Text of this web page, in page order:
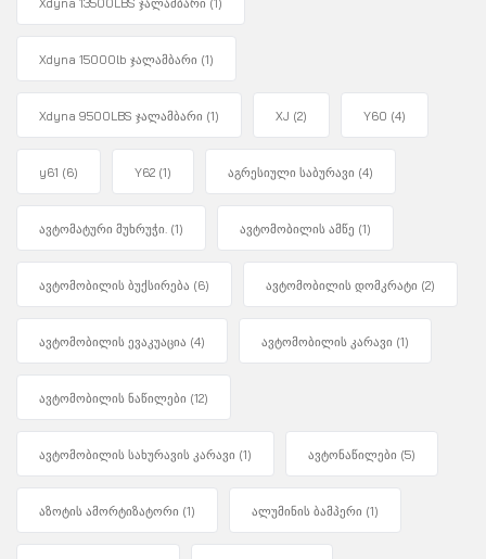
Xdyna 13500LBS ჯალამბარი (1)
Xdyna 15000lb ჯალამბარი (1)
Xdyna 9500LBS ჯალამბარი (1) XJ (2) Y60 (4)
y61 (6) Y62 (1) აგრესიული საბურავი (4)
ავტომატური მუხრუჭი. (1) ავტომობილის ამწე (1)
ავტომობილის ბუქსირება (6) ავტომობილის დომკრატი (2)
ავტომობილის ევაკუაცია (4) ავტომობილის კარავი (1)
ავტომობილის ნაწილები (12)
ავტომობილის სახურავის კარავი (1) ავტონაწილები (5)
აზოტის ამორტიზატორი (1) ალუმინის ბამპერი (1)